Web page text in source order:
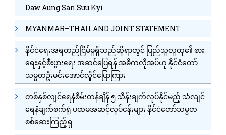
Daw Aung San Suu Kyi
MYANMAR–THAILAND JOINT STATEMENT
နိုင်ငံရေးအရတည်ငြိမ်မှုရှိသည်ဆိုရာတွင် ပြည်သူလူထု၏ စား
ရေးနှင့်စီးပွားရေး အဆင်ပြေရန် အဓိကလိုအပ်ဟု နိုင်ငံတော်
သမ္မတဦးမင်းအောင်လှိုင်ပြောကြား
တစ်နှစ်လျင်ရေနံစိမ်းတန်ချိန် ၅ သိန်းချက်လုပ်နိုင်မည့် သံလျင်
ရေနံချက်စက်ရုံ ပထမအဆင့်လုပ်ငန်းများ နိုင်ငံတော်သမ္မတ
စစ်ဆေးကြည့်ရှု